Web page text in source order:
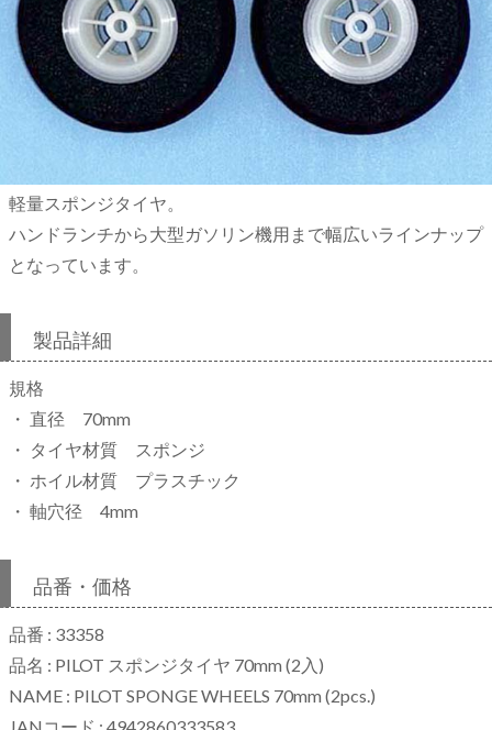
軽量スポンジタイヤ。
ハンドランチから大型ガソリン機用まで幅広いラインナップ
となっています。
製品詳細
規格
・ 直径 70mm
・ タイヤ材質 スポンジ
・ ホイル材質 プラスチック
・ 軸穴径 4mm
品番・価格
品番 : 33358
品名 : PILOT スポンジタイヤ 70mm (2入)
NAME : PILOT SPONGE WHEELS 70mm (2pcs.)